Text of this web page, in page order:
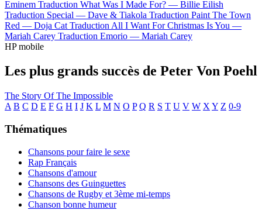
Eminem Traduction What Was I Made For? — Billie Eilish
Traduction Special — Dave & Tiakola Traduction Paint The Town
Red — Doja Cat Traduction All I Want For Christmas Is You —
Mariah Carey Traduction Emorio — Mariah Carey
HP mobile
Les plus grands succès de Peter Von Poehl
The Story Of The Impossible
A B C D E F G H I J K L M N O P Q R S T U V W X Y Z 0-9
Thématiques
Chansons pour faire le sexe
Rap Français
Chansons d'amour
Chansons des Guinguettes
Chansons de Rugby et 3ème mi-temps
Chanson bonne humeur